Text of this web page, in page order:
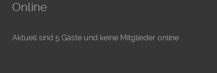
Online
Aktuell sind 5 Gäste und keine Mitglieder online